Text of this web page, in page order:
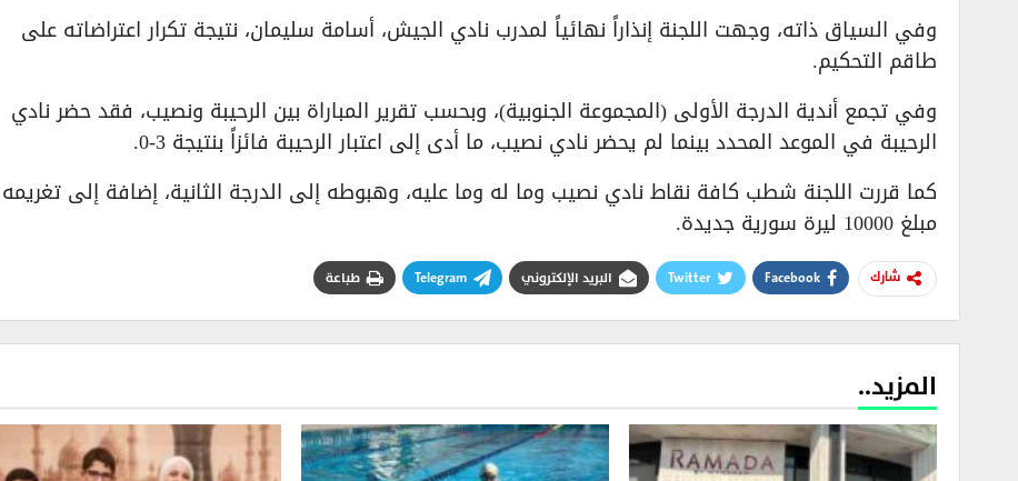
وفي السياق ذاته، وجهت اللجنة إنذاراً نهائياً لمدرب نادي الجيش، أسامة سليمان، نتيجة تكرار اعتراضاته على
طاقم التحكيم.
وفي تجمع أندية الدرجة الأولى (المجموعة الجنوبية)، وبحسب تقرير المباراة بين الرحيبة ونصيب، فقد حضر نادي
الرحيبة في الموعد المحدد بينما لم يحضر نادي نصيب، ما أدى إلى اعتبار الرحيبة فائزاً بنتيجة 3-0.
كما قررت اللجنة شطب كافة نقاط نادي نصيب وما له وما عليه، وهبوطه إلى الدرجة الثانية، إضافة إلى تغريمه
مبلغ 10000 ليرة سورية جديدة.
شارك Facebook
Twitter البريد الإلكتروني Telegram طباعة
المزيد..